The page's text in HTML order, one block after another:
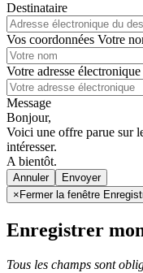
Destinataire
Vos coordonnées Votre
Votre adresse électronique
Message
Bonjour,
Voici une offre parue sur
intéresser.
A bientôt.
Annuler
× Fermer la fenêtre
Enregistrer
Tous les champs sont